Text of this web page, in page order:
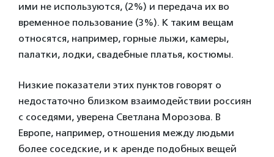
ими не используются, (2%) и передача их во
временное пользование (3%). К таким вещам
относятся, например, горные лыжи, камеры,
палатки, лодки, свадебные платья, костюмы.
Низкие показатели этих пунктов говорят о
недостаточно близком взаимодействии россиян
с соседями, уверена Светлана Морозова. В
Европе, например, отношения между людьми
более соседские, и к аренде подобных вещей